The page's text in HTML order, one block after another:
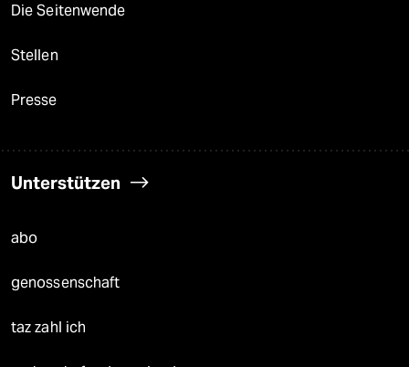
Die Seitenwende
Stellen
Presse
Unterstützen
abo
genossenschaft
taz zahl ich